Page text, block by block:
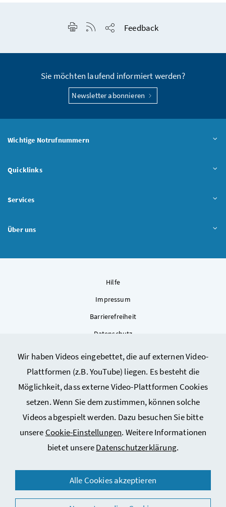
Wir haben Videos eingebettet, die auf externen Video-
Plattformen (z.B. YouTube) liegen. Es besteht die
Möglichkeit, dass externe Video-Plattformen Cookies
setzen. Wenn Sie dem zustimmen, können solche
Videos abgespielt werden. Dazu besuchen Sie bitte
unsere Cookie-Einstellungen. Weitere Informationen
bietet unsereDatenschutzerklärung.
Alle Cookies akzeptieren
Seite drucken
RSS-Feed anzeigen
Feedback
Sie möchten laufend informiert werden?
Newsletter abonnieren
Wichtige Notrufnummern
Quicklinks
Services
Über uns
Hilfe
Impressum
Barrierefreiheit
Datenschutz
Sitemap
Cookie-Einstellungen
© 2026 Bundesministerium für Arbeit, Soziales, Gesundheit,
Pflege und Konsumentenschutz